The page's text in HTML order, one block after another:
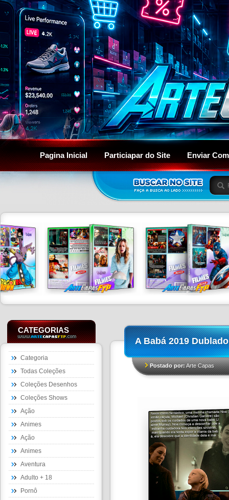
Pagina Inicial Particiapar do Site Enviar
CATEGORIAS
Categoria
Todas Coleções
Coleções Desenhos
Coleções Shows
Ação
Animes
Ação
Animes
Aventura
Adulto + 18
Pornô
A Babá 2019 Dublado
Postado por:Arte Capas